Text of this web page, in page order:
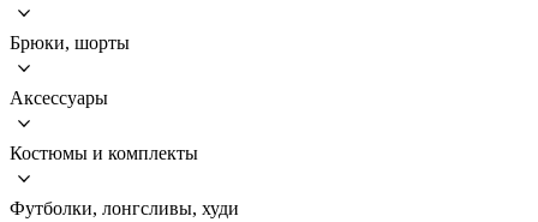
Брюки, шорты
Аксессуары
Костюмы и комплекты
Футболки, лонгсливы, худи